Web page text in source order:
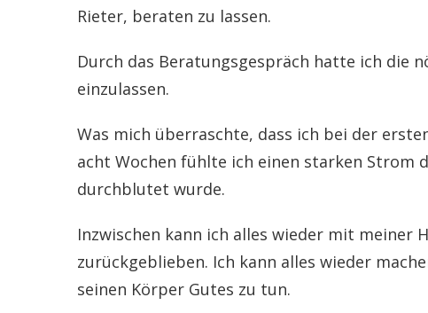
Rieter, beraten zu lassen.
Durch das Beratungsgespräch hatte ich die
einzulassen.
Was mich überraschte, dass ich bei der
acht Wochen fühlte ich einen starken Strom
durchblutet wurde.
Inzwischen kann ich alles wieder mit meiner
zurückgeblieben. Ich kann alles wieder
seinen Körper Gutes zu tun.